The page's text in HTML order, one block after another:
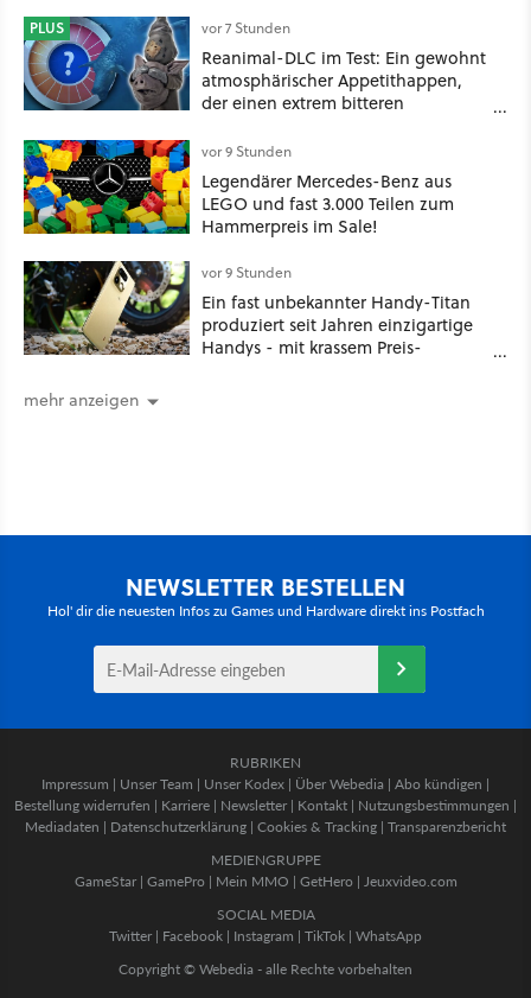
PLUS vor 7 Stunden
Reanimal-DLC im Test: Ein gewohnt
atmosphärischer Appetithappen,
der einen extrem bitteren
vor 9 Stunden
Legendärer Mercedes-Benz aus
LEGO und fast 3.000 Teilen zum
Hammerpreis im Sale!
vor 9 Stunden
Ein fast unbekannter Handy-Titan
produziert seit Jahren einzigartige
Handys - mit krassem Preis-
mehr anzeigen
NEWSLETTER BESTELLEN
Hol' dir die neuesten Infos zu Games und Hardware direkt ins Postfach
RUBRIKEN
Impressum | Unser Team | Unser Kodex | Über Webedia | Abo kündigen |
Bestellung widerrufen | Karriere | Newsletter | Kontakt | Nutzungsbestimmungen |
Mediadaten | Datenschutzerklärung | Cookies & Tracking | Transparenzbericht
MEDIENGRUPPE
GameStar| GamePro | Mein MMO | GetHero | Jeuxvideo.com
SOCIAL MEDIA
Twitter | Facebook | Instagram | TikTok | WhatsApp
Copyright © Webedia - alle Rechte vorbehalten